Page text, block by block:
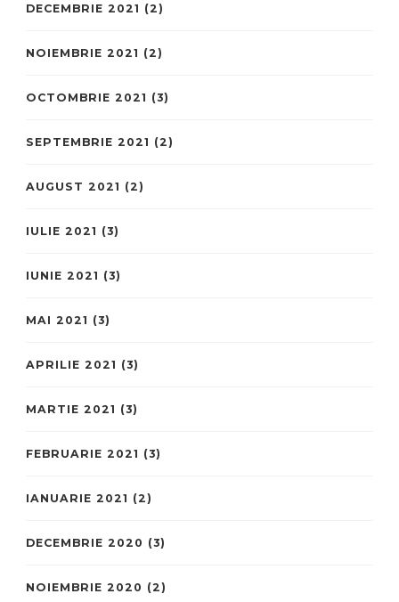
DECEMBRIE 2021 (2)
NOIEMBRIE 2021 (2)
OCTOMBRIE 2021 (3)
SEPTEMBRIE 2021 (2)
AUGUST 2021 (2)
IULIE 2021 (3)
IUNIE 2021 (3)
MAI 2021 (3)
APRILIE 2021 (3)
MARTIE 2021 (3)
FEBRUARIE 2021 (3)
IANUARIE 2021 (2)
DECEMBRIE 2020 (3)
NOIEMBRIE 2020 (2)